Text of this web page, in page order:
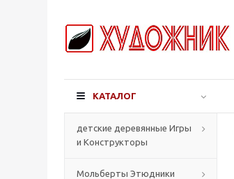
КАТАЛОГ
детские деревянные Игры
и Конструкторы
Мольберты Этюдники